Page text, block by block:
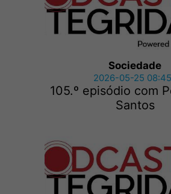
Sociedade
2026-05-25
105.º episódio com
Santos